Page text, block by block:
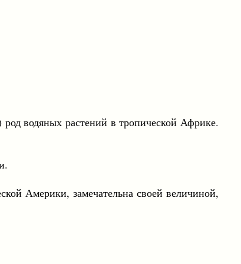
водяных растений в тропической Африке.
Америки, замечательна своей величиной,